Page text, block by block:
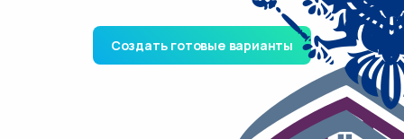
Создать готовые варианты